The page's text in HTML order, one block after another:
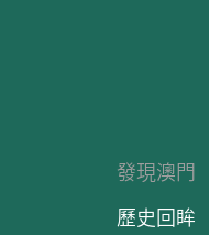
發現澳門
歷史回眸